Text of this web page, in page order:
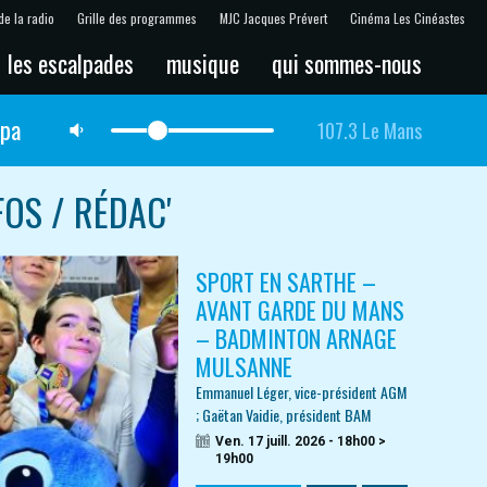
la radio Grille des programmes MJC Jacques Prévert Cinéma Les Cinéastes
les escalpades musique qui sommes-nous
107.3 Le Mans
/ RÉDAC'
SPORT EN SARTHE –
AVANT GARDE DU MANS
– BADMINTON ARNAGE
MULSANNE
Emmanuel Léger, vice-président AGM
; Gaëtan Vaidie, président BAM
Ven. 17 juill. 2026 - 18h00 >
19h00